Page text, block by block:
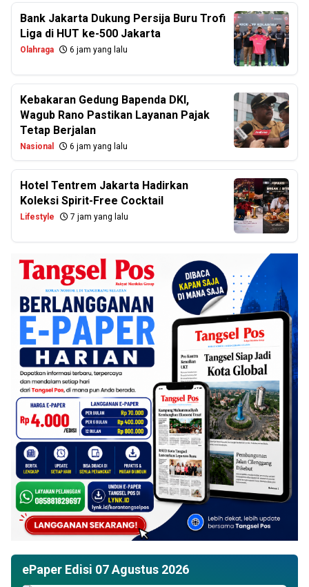
Bank Jakarta Dukung Persija Buru Trofi
Liga di HUT ke-500 Jakarta
Olahraga 6 jam yang lalu
Kebakaran Gedung Bapenda DKI,
Wagub Rano Pastikan Layanan Pajak
Tetap Berjalan
Nasional 6 jam yang lalu
Hotel Tentrem Jakarta Hadirkan
Koleksi Spirit-Free Cocktail
Lifestyle 7 jam yang lalu
ePaper Edisi 07 Agustus 2026